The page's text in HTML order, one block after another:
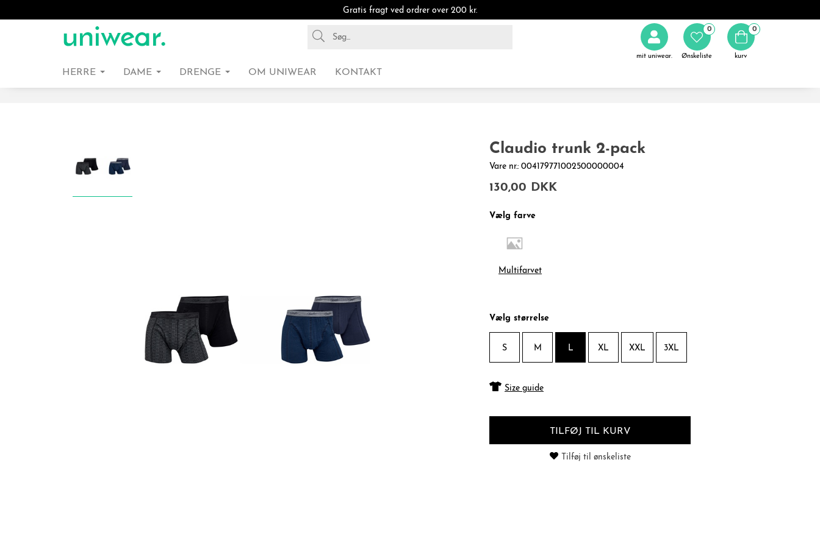
Gratis fragt ved ordrer over 200 kr.
mit uniwear. Ønskeliste
0 0
kurv
HERRE DAME DRENGE OM UNIWEAR KONTAKT
Claudio trunk 2-pack
Vare nr.: 004179771002500000004
130,00 DKK
Vælg farve
Multifarvet
Vælg størrelse
S M L XL XXL 3XL
Size guide
TILFØJ TIL KURV
Tilføj til ønskeliste